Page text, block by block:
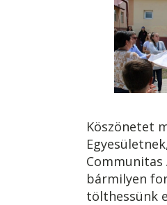
Köszönetet
bármilyen
tölthessünk